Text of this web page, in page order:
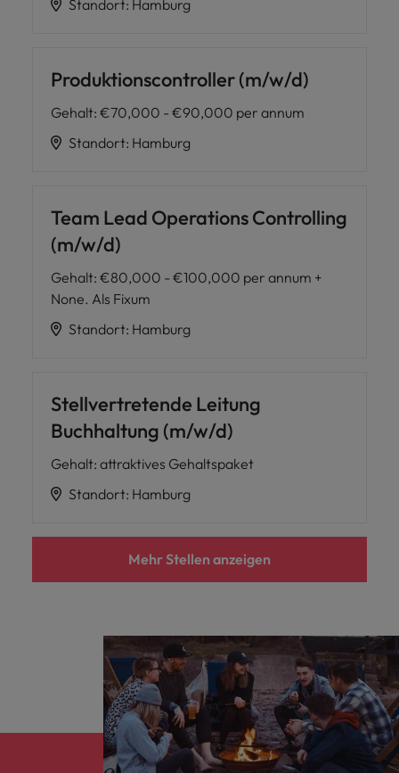
Standort: Hamburg
Produktionscontroller (m/w/d)
Gehalt: €70,000 - €90,000 per annum
Standort: Hamburg
Team Lead Operations Controlling
(m/w/d)
Gehalt: €80,000 - €100,000 per annum +
None. Als Fixum
Standort: Hamburg
Stellvertretende Leitung
Buchhaltung (m/w/d)
Gehalt: attraktives Gehaltspaket
Standort: Hamburg
Mehr Stellen anzeigen